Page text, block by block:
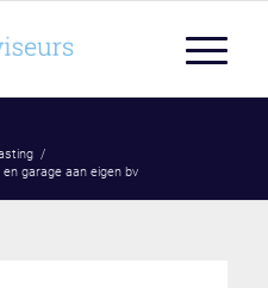
/
garage aan eigen bv